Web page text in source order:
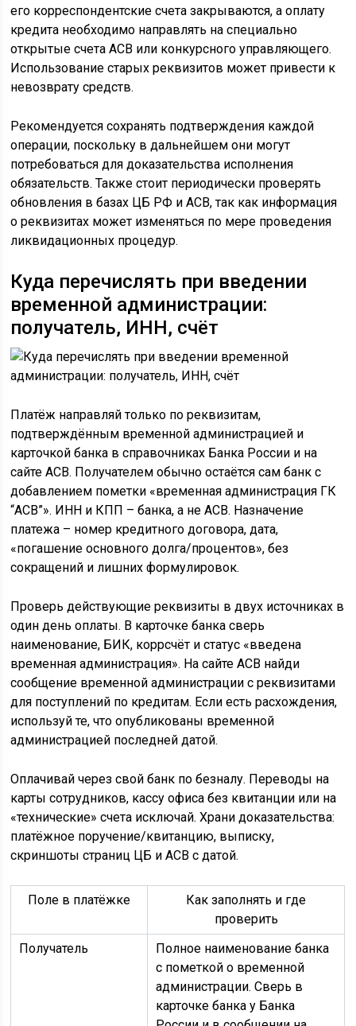
его корреспондентские счета закрываются, а оплату
кредита необходимо направлять на специально
открытые счета АСВ или конкурсного управляющего.
Использование старых реквизитов может привести к
невозврату средств.
Рекомендуется сохранять подтверждения каждой
операции, поскольку в дальнейшем они могут
потребоваться для доказательства исполнения
обязательств. Также стоит периодически проверять
обновления в базах ЦБ РФ и АСВ, так как информация
о реквизитах может изменяться по мере проведения
ликвидационных процедур.
Куда перечислять при введении
временной администрации:
получатель, ИНН, счёт
Платёж направляй только по реквизитам,
подтверждённым временной администрацией и
карточкой банка в справочниках Банка России и на
сайте АСВ. Получателем обычно остаётся сам банк с
добавлением пометки «временная администрация ГК
“АСВ”». ИНН и КПП – банка, а не АСВ. Назначение
платежа – номер кредитного договора, дата,
«погашение основного долга/процентов», без
сокращений и лишних формулировок.
Проверь действующие реквизиты в двух источниках в
один день оплаты. В карточке банка сверь
наименование, БИК, коррсчёт и статус «введена
временная администрация». На сайте АСВ найди
сообщение временной администрации с реквизитами
для поступлений по кредитам. Если есть расхождения,
используй те, что опубликованы временной
администрацией последней датой.
Оплачивай через свой банк по безналу. Переводы на
карты сотрудников, кассу офиса без квитанции или на
«технические» счета исключай. Храни доказательства:
платёжное поручение/квитанцию, выписку,
скриншоты страниц ЦБ и АСВ с датой.
Поле в платёжке
Как заполнять и где
проверить
Получатель
Полное наименование банка
с пометкой о временной
администрации. Сверь в
карточке банка у Банка